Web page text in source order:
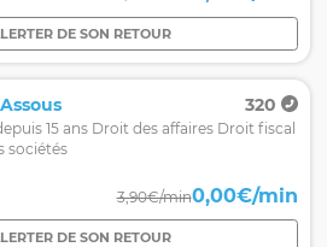
DE SON RETOUR
320
15 ans Droit des affaires Droit fiscal
sociétés
3,90€/min0,00€/min
DE SON RETOUR